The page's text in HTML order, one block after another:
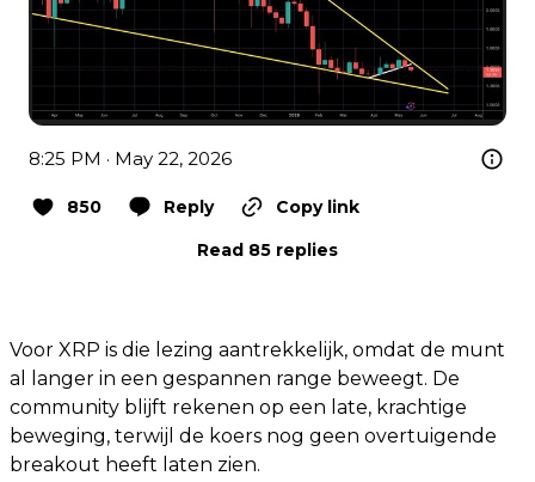
8:25 PM · May 22, 2026
850 Reply
Copy link
Read 85 replies
Voor XRP is die lezing aantrekkelijk, omdat de munt
al langer in een gespannen range beweegt. De
community blijft rekenen op een late, krachtige
beweging, terwijl de koers nog geen overtuigende
breakout heeft laten zien.